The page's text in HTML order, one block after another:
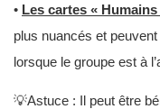
• Les cartes « Humains
plus nuancés et
lorsque le groupe est à
💡Astuce : Il peut être